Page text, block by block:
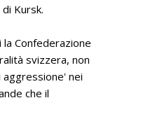
Kursk.
Confederazione
svizzera, non
aggressione' nei
che il